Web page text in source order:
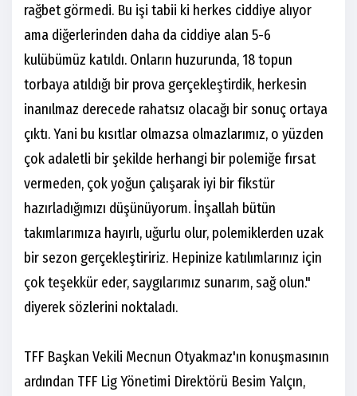
rağbet görmedi. Bu işi tabii ki herkes ciddiye alıyor
ama diğerlerinden daha da ciddiye alan 5-6
kulübümüz katıldı. Onların huzurunda, 18 topun
torbaya atıldığı bir prova gerçekleştirdik, herkesin
inanılmaz derecede rahatsız olacağı bir sonuç ortaya
çıktı. Yani bu kısıtlar olmazsa olmazlarımız, o yüzden
çok adaletli bir şekilde herhangi bir polemiğe fırsat
vermeden, çok yoğun çalışarak iyi bir fikstür
hazırladığımızı düşünüyorum. İnşallah bütün
takımlarımıza hayırlı, uğurlu olur, polemiklerden uzak
bir sezon gerçekleştiririz. Hepinize katılımlarınız için
çok teşekkür eder, saygılarımız sunarım, sağ olun."
diyerek sözlerini noktaladı.
TFF Başkan Vekili Mecnun Otyakmaz'ın konuşmasının
ardından TFF Lig Yönetimi Direktörü Besim Yalçın,